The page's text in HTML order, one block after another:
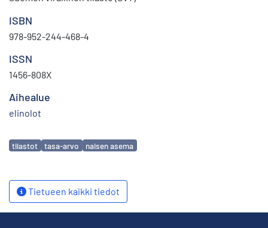
ISBN
978-952-244-468-4
ISSN
1456-808X
Aihealue
elinolot
Avainsanat
tilastot tasa-arvo naisen asema
Tietueen kaikki tiedot